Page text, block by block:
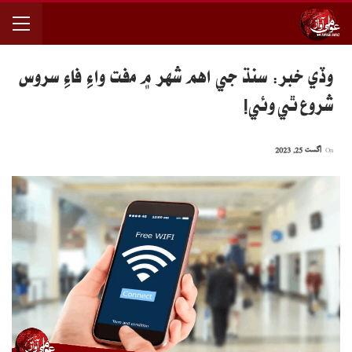
وڏي خبر: سنڌ جي اهم شهر ۾ مفت واءِ فاءِ سروس
شروع ٿي وئي!
اگست 25, 2023